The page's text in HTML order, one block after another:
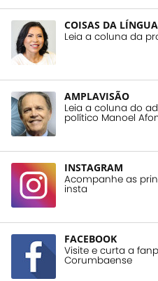
COISAS DA LÍNGUA
Leia a coluna da
AMPLAVISÃO
Leia a coluna do
político Manoel
INSTAGRAM
Acompanhe as
insta
FACEBOOK
Visite e curta a
Corumbaense